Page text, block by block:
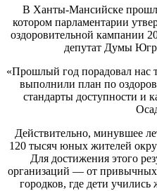
В Ханты-Мансийске
котором парламентарии
оздоровительной кампании
депутат Думы
«Прошлый год порадовал нас
выполнили план по
стандарты доступности и
Действительно, минувшее
120 тысяч юных жителей
Для достижения этого
организаций — от привычных
городков, где дети